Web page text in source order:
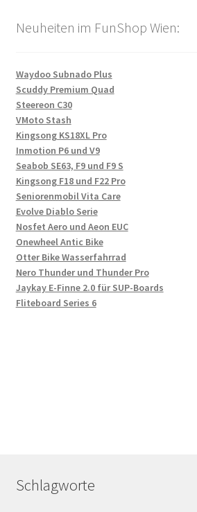
Neuheiten im FunShop Wien:
Waydoo Subnado Plus
Scuddy Premium Quad
Steereon C30
VMoto Stash
Kingsong KS18XL Pro
Inmotion P6 und V9
Seabob SE63, F9 und F9 S
Kingsong F18 und F22 Pro
Seniorenmobil Vita Care
Evolve Diablo Serie
Nosfet Aero und Aeon EUC
Onewheel Antic Bike
Otter Bike Wasserfahrrad
Nero Thunder und Thunder Pro
Jaykay E-Finne 2.0 für SUP-Boards
Fliteboard Series 6
Schlagworte